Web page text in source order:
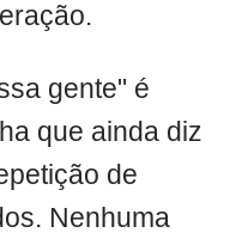
gente" é
que ainda diz
de
Nenhuma